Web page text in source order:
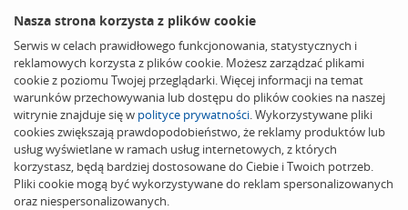
Nasza strona korzysta z plików cookie
Serwis w celach prawidłowego funkcjonowania, statystycznych i
reklamowych korzysta z plików cookie. Możesz zarządzać plikami
cookie z poziomu Twojej przeglądarki. Więcej informacji na temat
warunków przechowywania lub dostępu do plików cookies na naszej
witrynie znajduje się w polityce prywatności. Wykorzystywane pliki
cookies zwiększają prawdopodobieństwo, że reklamy produktów lub
usług wyświetlane w ramach usług internetowych, z których
korzystasz, będą bardziej dostosowane do Ciebie i Twoich potrzeb.
Pliki cookie mogą być wykorzystywane do reklam spersonalizowanych
oraz niespersonalizowanych.